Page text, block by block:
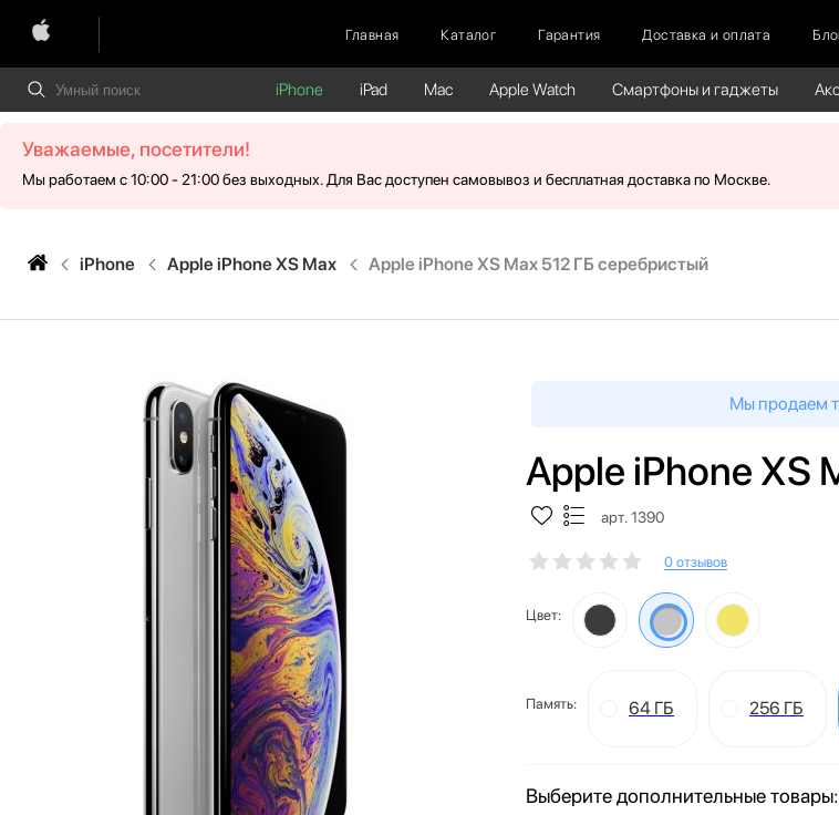
Главная Каталог Гарантия Доставка и оплата
iPhone iPad Mac Apple Watch Смартфоны и гаджеты
Уважаемые, посетители!
Мы работаем с 10:00 - 21:00 без выходных. Для Вас доступен самовывоз и бесплатная доставка по Москве.
iPhone Apple iPhone XS Max Apple iPhone XS Max 512 ГБ серебристый
Мы продаем
Apple iPhone XS
арт. 1390
0 отзывов
Цвет:
Память: 64 ГБ 256 ГБ
Выберите дополнительные товары: